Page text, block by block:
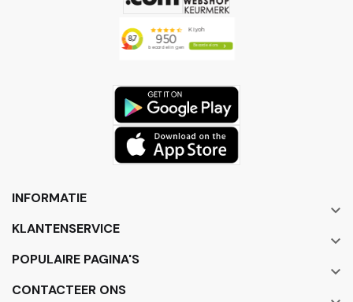
INFORMATIE

KLANTENSERVICE

POPULAIRE PAGINA'S

CONTACTEER ONS